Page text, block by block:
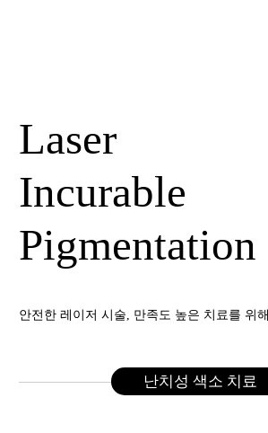
Laser
Incurable
Pigmentation
안전한 레이저 시술, 만족도 높은 치료를 위해
난치성 색소 치료